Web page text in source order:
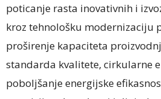
poticanje rasta inovativnih i
kroz tehnološku modernizaciju
proširenje kapaciteta
standarda kvalitete, cirkularne
poboljšanje energijske